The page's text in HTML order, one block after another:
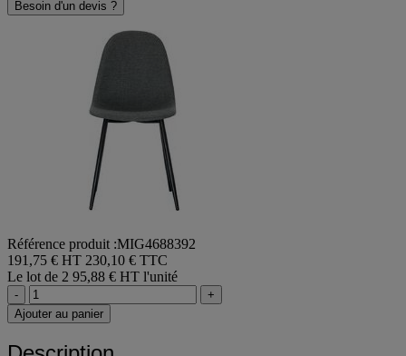
Besoin d'un devis ?
Référence produit :MIG4688392
191,75 € HT 230,10 € TTC
Le lot de 2 95,88 € HT l'unité
-
+
Ajouter au panier